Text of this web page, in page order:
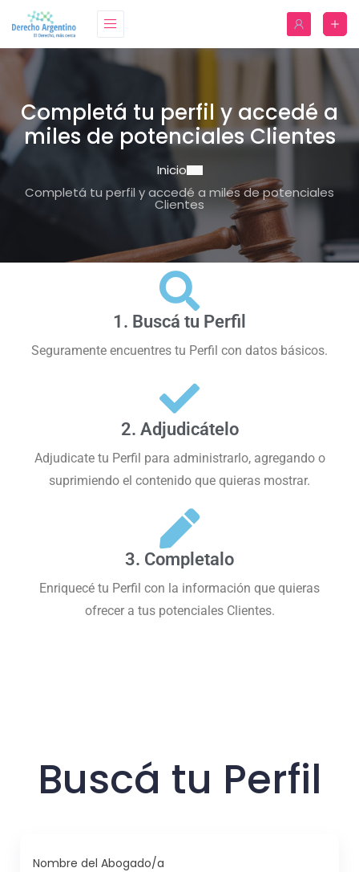
Completá tu perfil y accedé a
miles de potenciales Clientes
Inicio
Completá tu perfil y accedé a miles de potenciales
Clientes
1. Buscá tu Perfil
Seguramente encuentres tu Perfil con datos básicos.
2. Adjudicátelo
Adjudicate tu Perfil para administrarlo, agregando o
suprimiendo el contenido que quieras mostrar.
3. Completalo
Enriquecé tu Perfil con la información que quieras
ofrecer a tus potenciales Clientes.
Buscá tu Perfil
Nombre del Abogado/a